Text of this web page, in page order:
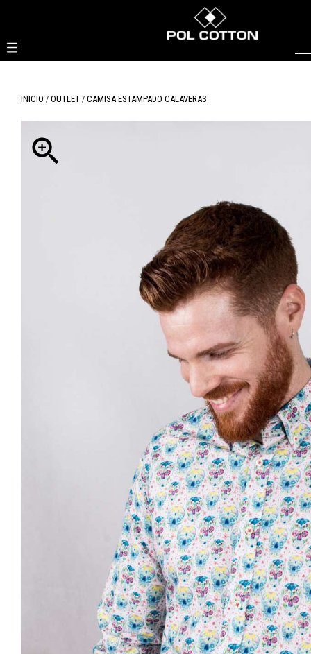
INICIO OUTLET CAMISA ESTAMPADO CALAVERAS
